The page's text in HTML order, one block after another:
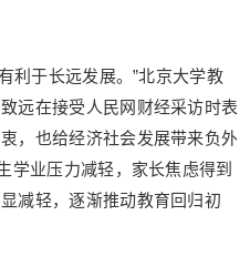
利于长远发展。”北京大学教
远在接受人民网财经采访时表
，也给经济社会发展带来负外
学业压力减轻，家长焦虑得到
减轻，逐渐推动教育回归初